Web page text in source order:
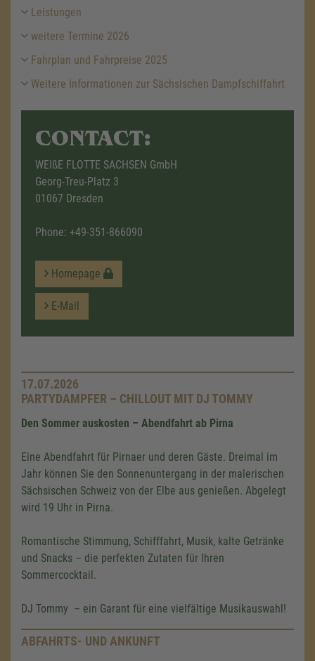
Leistungen
weitere Termine 2026
Fahrplan und Fahrpreise 2025
Weitere Informationen zur Sächsischen Dampfschiffahrt
CONTACT:
WEIßE FLOTTE SACHSEN GmbH
Georg-Treu-Platz 3
01067 Dresden
Phone: +49-351-866090
Homepage
E-Mail
17.07.2026
PARTYDAMPFER – CHILLOUT MIT DJ TOMMY
Den Sommer auskosten – Abendfahrt ab Pirna
Eine Abendfahrt für Pirnaer und deren Gäste. Dreimal im
Jahr können Sie den Sonnenuntergang in der malerischen
Sächsischen Schweiz von der Elbe aus genießen. Abgelegt
wird 19 Uhr in Pirna.
Romantische Stimmung, Schifffahrt, Musik, kalte Getränke
und Snacks – die perfekten Zutaten für Ihren
Sommercocktail.
DJ Tommy – ein Garant für eine vielfältige Musikauswahl!
ABFAHRTS- UND ANKUNFT